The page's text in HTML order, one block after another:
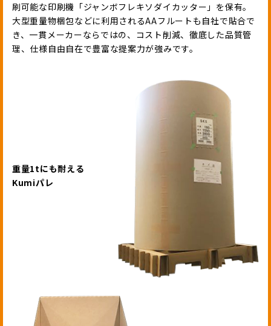
刷可能な印刷機「ジャンボフレキソダイカッター」を保有。
大型重量物梱包などに利用されるAAフルートも自社で貼合で
き、一貫メーカーならではの、コスト削減、徹底した品質管
理、仕様自由自在で豊富な提案力が強みです。
重量1tにも耐える
Kumiパレ